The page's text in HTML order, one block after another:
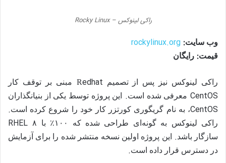
راکی لینوکس – Rocky Linux
وب سایت:
rockylinux.org
قیمت: رایگان
راکی لینوکس نیز پس از تصمیم R edhat مبنی بر توقف کار
CentOS معرفی شده است. این پروژه توسط یکی از بنیانگذاران
CentOS، به نام گریگوری کورتزر کار خود را شروع کرده است.
راکی لینوکس به گونه‌ای طراحی شده که ۱۰۰٪ با RHEL۸
سازگار باشد.
این پروژه اولین نسخه منتشر شده را برای آزمایش
در دسترس قرار داده است.